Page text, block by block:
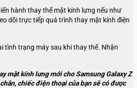
hành thay thế mặt kính lưng nếu như
dõi trực tiếp quá trình thay mặt kính điện
tình trạng máy sau khi thay thế. Nhận
mặt kính lưng mới cho Samsung Galaxy Z
chiếc điện thoại của bạn sẽ có được